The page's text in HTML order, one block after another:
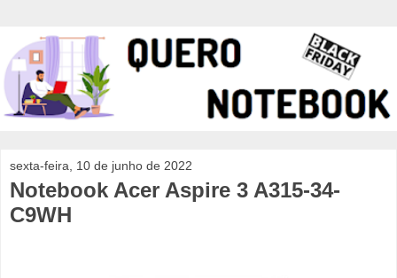
sexta-feira, 10 de junho de 2022
Notebook Acer Aspire 3 A315-34-
C9WH